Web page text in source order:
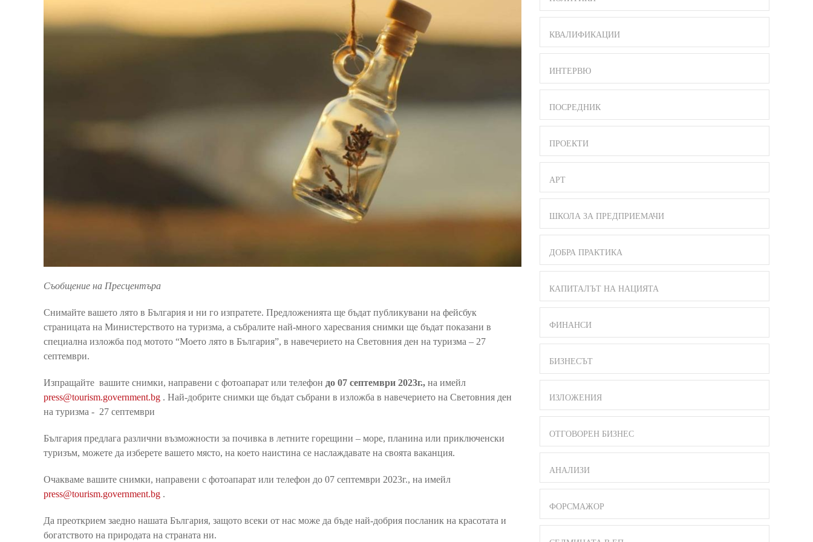
Съобщение на Пресцентъра
Снимайте вашето лято в България и ни го изпратете. Предложенията ще бъдат публикувани на фейсбук
страницата на Министерството на туризма, а събралите най-много харесвания снимки ще бъдат показани в
специална изложба под мотото “Моето лято в България”, в навечерието на Световния ден на туризма – 27
септември.
Изпращайте вашите снимки, направени с фотоапарат или телефон до 07 септември 2023г., на имейл
press@tourism.government.bg . Най-добрите снимки ще бъдат събрани в изложба в навечерието на Световния ден
на туризма - 27 септември
България предлага различни възможности за почивка в летните горещини – море, планина или приключенски
туризъм, можете да изберете вашето място, на което наистина се наслаждавате на своята ваканция.
Очакваме вашите снимки, направени с фотоапарат или телефон до 07 септември 2023г., на имейл
press@tourism.government.bg .
Да преоткрием заедно нашата България, защото всеки от нас може да бъде най-добрия посланик на красотата и
богатството на природата на страната ни.
КВАЛИФИКАЦИИ
ИНТЕРВЮ
ПОСРЕДНИК
ПРОЕКТИ
АРТ
ШКОЛА ЗА ПРЕДПРИЕМАЧИ
ДОБРА ПРАКТИКА
КАПИТАЛЪТ НА НАЦИЯТА
ФИНАНСИ
БИЗНЕСЪТ
ИЗЛОЖЕНИЯ
ОТГОВОРЕН БИЗНЕС
АНАЛИЗИ
ФОРСМАЖОР